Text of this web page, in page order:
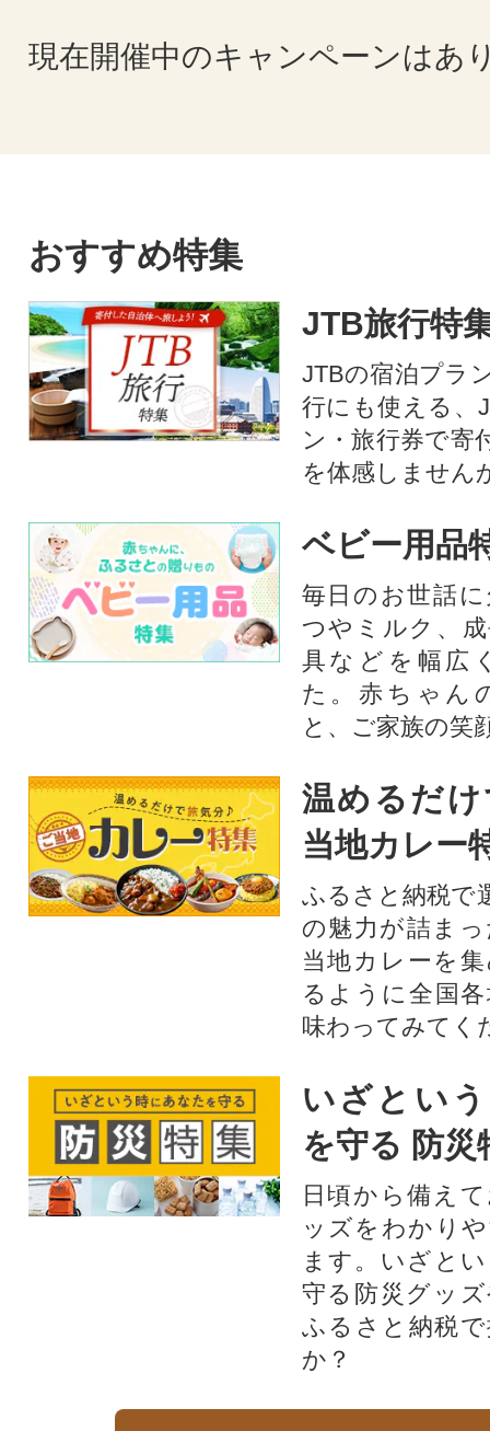
現在開催中のキャンペーンはあ
おすすめ特集
JTB旅行特
JTBの宿泊プラ
行にも使える、
ン・旅行券で寄
を体感しません
ベビー用品
毎日のお世話
つやミルク、
具などを幅広
た。赤ちゃん
と、ご家族の笑
温めるだ
当地カレー
ふるさと納税で
の魅力が詰ま
当地カレーを
るように全国
味わってみてく
いざとい
を守る 防災
日頃から備え
ッズをわかり
ます。いざと
守る防災グッ
ふるさと納税
か？